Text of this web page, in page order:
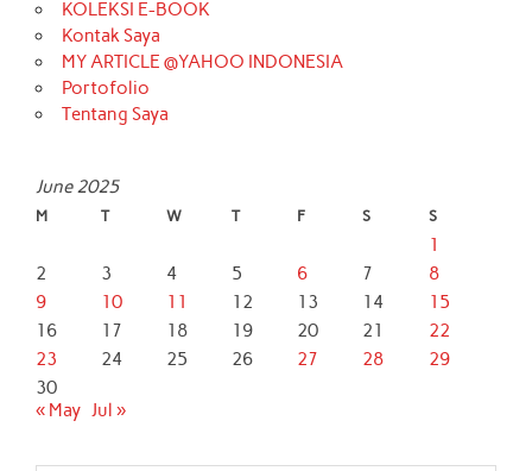
KOLEKSI E-BOOK
Kontak Saya
MY ARTICLE @YAHOO INDONESIA
Portofolio
Tentang Saya
June 2025
M T W T F S S
1
2
3 4 5 6 7
8
9
10 11 12 13 14
15
16
17 18 19 20 21
22
23
24 25 26 27 28
29
30
« May Jul »